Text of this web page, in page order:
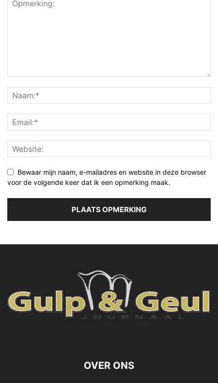
Bewaar mijn naam, e-mailadres en website in deze browser
voor de volgende keer dat ik een opmerking maak.
OVER ONS